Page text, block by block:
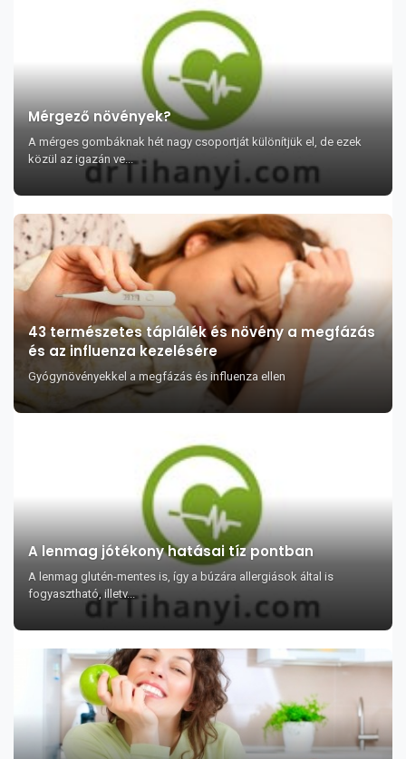
Mérgező növények?
A mérges gombáknak hét nagy csoportját különítjük el, de ezek
közül az igazán ve...
43 természetes táplálék és növény a megfázás
és az influenza kezelésére
Gyógynövényekkel a megfázás és influenza ellen
A lenmag jótékony hatásai tíz pontban
A lenmag glutén-mentes is, így a búzára allergiások által is
fogyasztható, illetv...